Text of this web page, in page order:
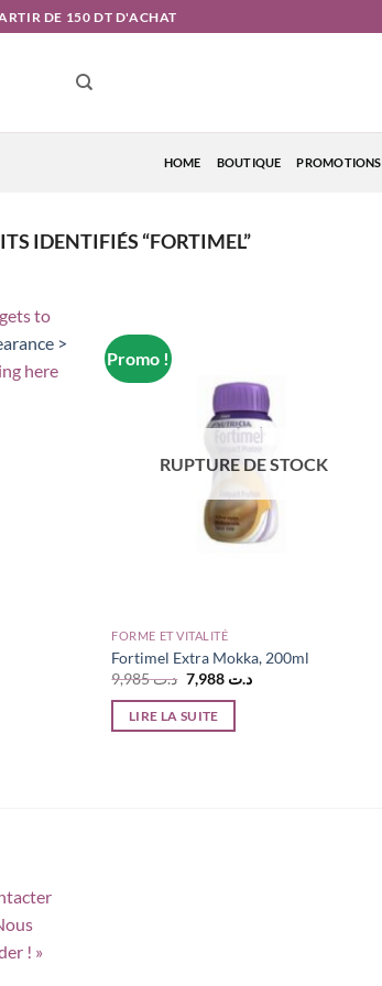
DE 150 DT D'ACHAT
HOME BOUTIQUE PROMOTIONS
IDENTIFIÉS “FORTIMEL”
to
>
here
Promo !
RUPTURE DE STOCK
FORME ET VITALITÉ
Fortimel Extra Mokka, 200ml
د.ت9,985
Le
prix
initial
était :
د.ت 7,988
Le
LIRE LA SUITE
! »